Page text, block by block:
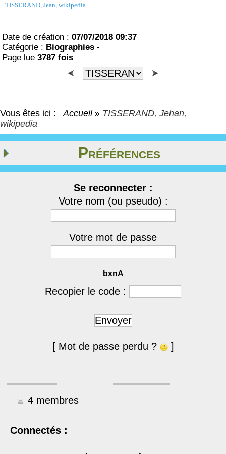
TISSERAND, Jean, wikipedia
Date de création : 07/07/2018 09:37
Catégorie : Biographies -
Page lue 3787 fois
Vous êtes ici : Accueil » TISSERAND, Jehan,
wikipedia
Préférences
Se reconnecter :
Votre nom (ou pseudo) :
Votre mot de passe
bxnA
Recopier le code :
Envoyer
[ Mot de passe perdu ? ]
4 membres
Connectés :